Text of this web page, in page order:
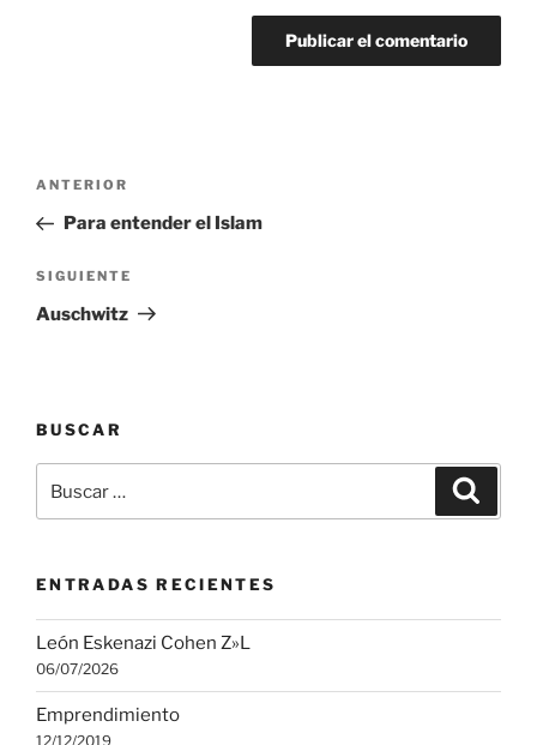
Navegación
entradas
Entrada
anterior:
ANTERIOR
Para entender el Islam
Siguiente
entrada
SIGUIENTE
Auschwitz
BUSCAR
por:
ENTRADAS RECIENTES
León Eskenazi Cohen Z»L
06/07/2026
Emprendimiento
12/12/2019